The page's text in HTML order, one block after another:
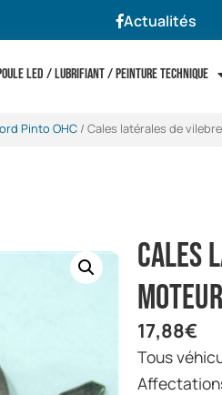
Actualités
LED / Lubrifiant / Peinture technique
Pinto OHC/ Cales latérales de
Cales
17,88€
Tous